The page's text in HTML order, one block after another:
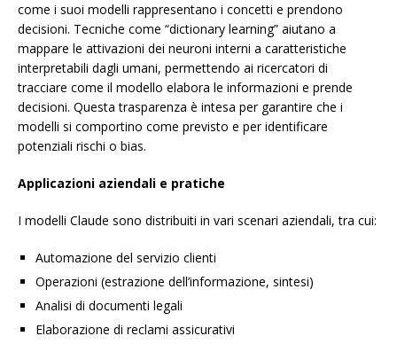
come i suoi modelli rappresentano i concetti e prendono
decisioni. Tecniche come “dictionary learning” aiutano a
mappare le attivazioni dei neuroni interni a caratteristiche
interpretabili dagli umani, permettendo ai ricercatori di
tracciare come il modello elabora le informazioni e prende
decisioni. Questa trasparenza è intesa per garantire che i
modelli si comportino come previsto e per identificare
potenziali rischi o bias.
Applicazioni aziendali e pratiche
I modelli Claude sono distribuiti in vari scenari aziendali, tra cui:
Automazione del servizio clienti
Operazioni (estrazione dell’informazione, sintesi)
Analisi di documenti legali
Elaborazione di reclami assicurativi